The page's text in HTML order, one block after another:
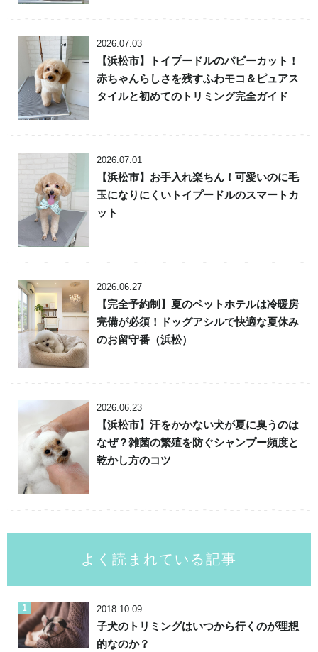
2026.07.03
【浜松市】トイプードルのパピーカット！
赤ちゃんらしさを残すふわモコ＆ピュアス
タイルと初めてのトリミング完全ガイド
2026.07.01
【浜松市】お手入れ楽ちん！可愛いのに毛
玉になりにくいトイプードルのスマートカ
ット
2026.06.27
【完全予約制】夏のペットホテルは冷暖房
完備が必須！ドッグアシルで快適な夏休み
のお留守番（浜松）
2026.06.23
【浜松市】汗をかかない犬が夏に臭うのは
なぜ？雑菌の繁殖を防ぐシャンプー頻度と
乾かし方のコツ
よく読まれている記事
2018.10.09
子犬のトリミングはいつから行くのが理想
的なのか？